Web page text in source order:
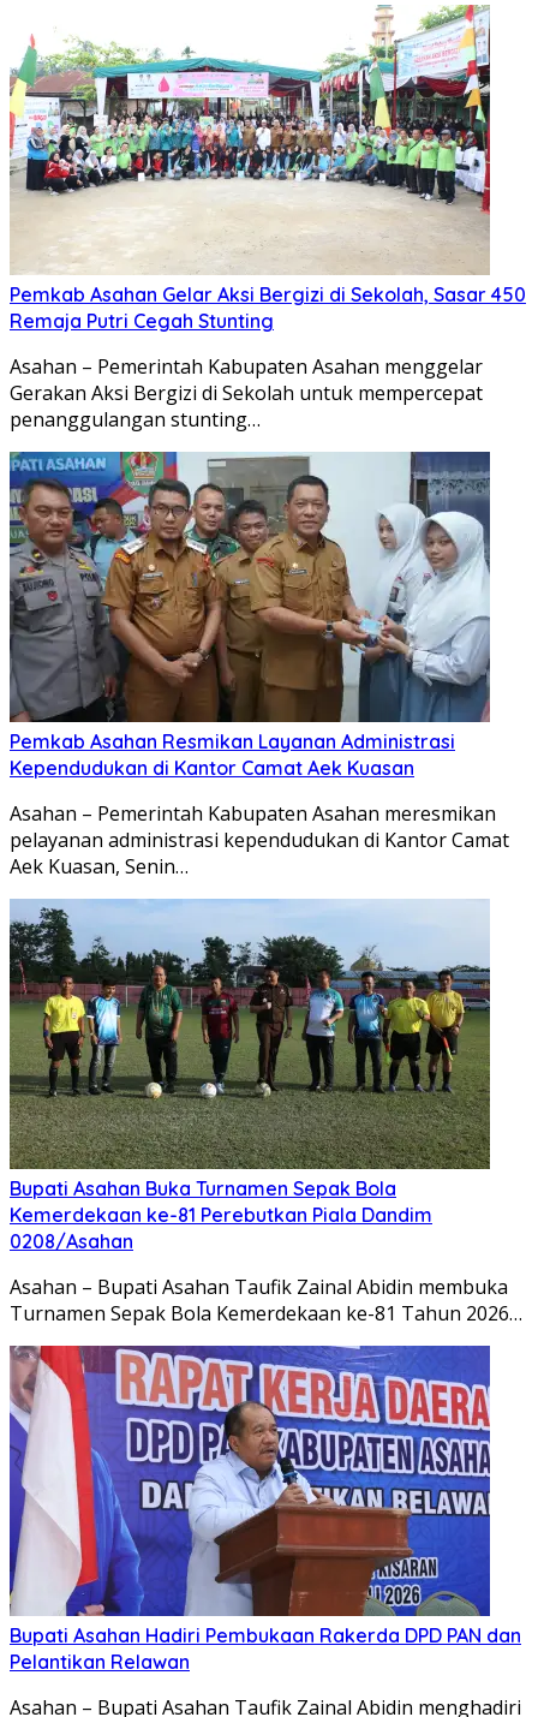
Pemkab Asahan Gelar Aksi Bergizi di Sekolah, Sasar 450
Remaja Putri Cegah Stunting
Asahan – Pemerintah Kabupaten Asahan menggelar
Gerakan Aksi Bergizi di Sekolah untuk mempercepat
penanggulangan stunting…
Pemkab Asahan Resmikan Layanan Administrasi
Kependudukan di Kantor Camat Aek Kuasan
Asahan – Pemerintah Kabupaten Asahan meresmikan
pelayanan administrasi kependudukan di Kantor Camat
Aek Kuasan, Senin…
Bupati Asahan Buka Turnamen Sepak Bola
Kemerdekaan ke-81 Perebutkan Piala Dandim
0208/Asahan
Asahan – Bupati Asahan Taufik Zainal Abidin membuka
Turnamen Sepak Bola Kemerdekaan ke-81 Tahun 2026…
Bupati Asahan Hadiri Pembukaan Rakerda DPD PAN dan
Pelantikan Relawan
Asahan – Bupati Asahan Taufik Zainal Abidin menghadiri